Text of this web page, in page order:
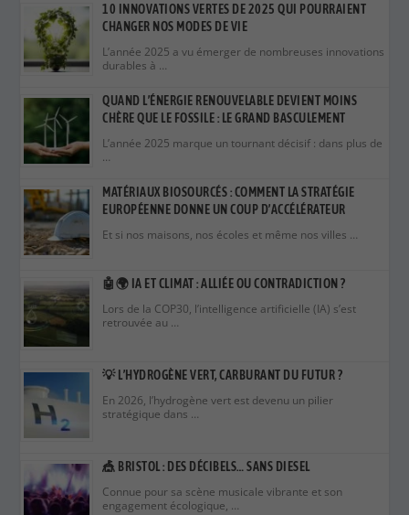
10 INNOVATIONS VERTES DE 2025 QUI POURRAIENT
CHANGER NOS MODES DE VIE
L’année 2025 a vu émerger de nombreuses innovations
durables à …
QUAND L’ÉNERGIE RENOUVELABLE DEVIENT MOINS
CHÈRE QUE LE FOSSILE : LE GRAND BASCULEMENT
L’année 2025 marque un tournant décisif : dans plus de
…
MATÉRIAUX BIOSOURCÉS : COMMENT LA STRATÉGIE
EUROPÉENNE DONNE UN COUP D’ACCÉLÉRATEUR
Et si nos maisons, nos écoles et même nos villes …
🤖🌍 IA ET CLIMAT : ALLIÉE OU CONTRADICTION ?
Lors de la COP30, l’intelligence artificielle (IA) s’est
retrouvée au …
💡 L’HYDROGÈNE VERT, CARBURANT DU FUTUR ?
En 2026, l’hydrogène vert est devenu un pilier
stratégique dans …
🎪 BRISTOL : DES DÉCIBELS… SANS DIESEL
Connue pour sa scène musicale vibrante et son
engagement écologique, …